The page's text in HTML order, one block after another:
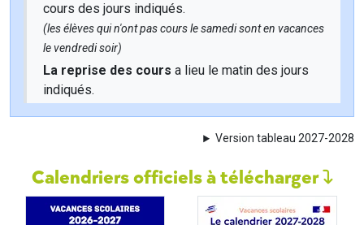
cours des jours indiqués.
(les élèves qui n'ont pas cours le samedi sont en vacances
le vendredi soir)
La reprise des cours a lieu le matin des jours
indiqués.
Version tableau 2027-2028
Calendriers officiels à télécharger